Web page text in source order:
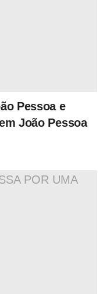
Pessoa e
João Pessoa